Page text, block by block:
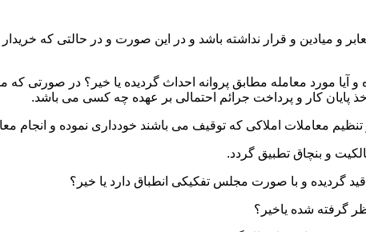
و قرار نداشته باشد و در این صورت و در حالتی که خریدار
مورد معامله مطابق پروانه احداث گردیده یا خیر؟ در صورتی که
پایان کار و پرداخت جرائم احتمالی بر عهده چه کسی می باشد.